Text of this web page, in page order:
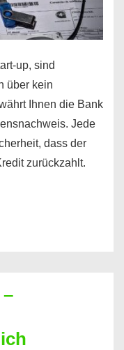
up, sind
über kein
Ihnen die Bank
Jede
dass der
zurückzahlt.